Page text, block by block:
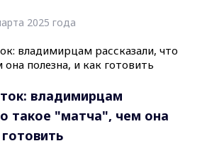
2025 года
владимирцам
такое "матча", чем она